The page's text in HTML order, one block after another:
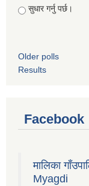
सुधार गर्नु पर्छ।
Older polls
Results
Facebook
मालिका
Myagdi